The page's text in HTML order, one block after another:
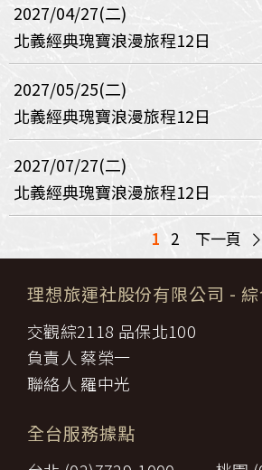
2027/04/27(二)
北義經典瑰寶浪漫旅程12日
2027/05/25(二)
北義經典瑰寶浪漫旅程12日
2027/07/27(二)
北義經典瑰寶浪漫旅程12日
1 2 下一頁 >
理想旅運社股份有限公司 -
交觀綜2118 品保北100
負責人 蔡榮一
聯絡人 羅中光
全台服務據點